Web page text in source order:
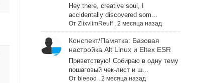
Hey there, creative soul, I
accidentally discovered som...
От ZlixvlimReuff, 2 месяца назад
Конспект/Памятка: Базовая
настройка Alt Linux и Eltex ESR
Приветствую! Собираю в одну тему
пошаговый чек-лист и ш...
От bleeod , 2 месяца назад